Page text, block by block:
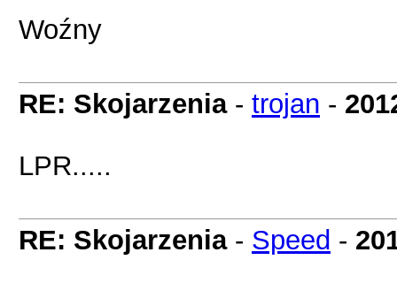
Woźny
RE: Skojarzenia- trojan -
LPR.....
RE: Skojarzenia- Speed -